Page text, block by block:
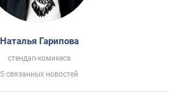
Наталья Гарипова
стендап-комикеса
5 связанных новостей